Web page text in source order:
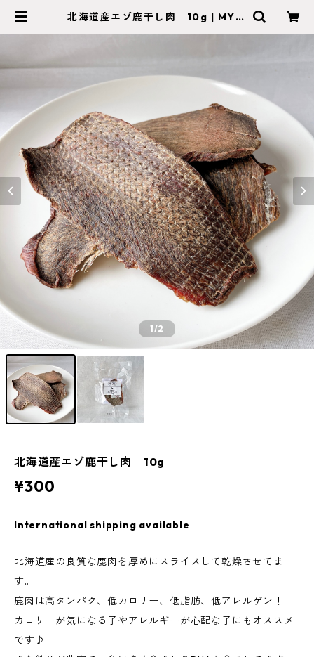
北海道産エゾ鹿干し肉 10g | MY C
1/2
北海道産エゾ鹿干し肉 10g
¥300
International shipping available
北海道産の良質な鹿肉を厚めにスライスして乾燥させてま
す。
鹿肉は高タンパク、低カロリー、低脂肪、低アレルゲン！
カロリーが気になる子やアレルギーが心配な子にもオススメ
です♪